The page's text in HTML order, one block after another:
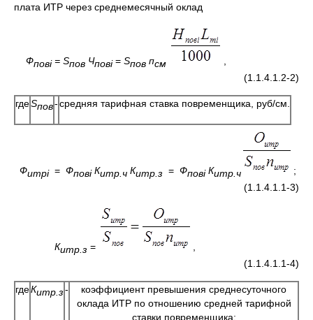
плата ИТР через среднемесячный оклад
Фповi = Sпов Чповi= Sпов псм
,
(1.1.4.1.2-2)
гдеSпов-средняя тарифная ставка повременщика, руб/см.
Фитрi= ФповiКитр.ч Китр.з = ФповiКитр.ч
;
(1.1.4.1.1-3)
Китр.з =
(1.1.4.1.1-4)
гдеКитр.з-
коэффициент превышения среднесуточного
оклада ИТР по отношению средней тарифной
ставки повременщика;